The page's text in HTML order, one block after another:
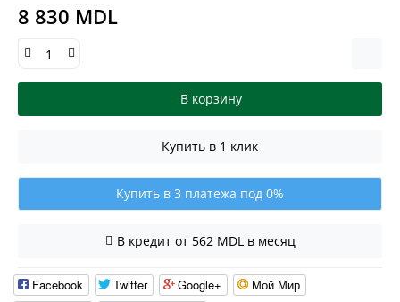
8 830 MDL
В корзину
Купить в 1 клик
Купить в 3 платежа под 0%
В кредит от 562 MDL в месяц
Facebook Twitter Google+
Мой Мир